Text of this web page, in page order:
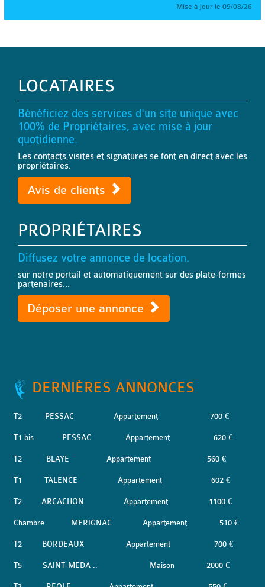
Mise à jour le 09/08/26
LOCATAIRES
Bénéficiez des services d'un site unique avec
100% de Propriétaires, avec mise à jour
quotidienne.
Les contacts,visites et signatures se font en direct avec les
propriétaires.
Avis de clients
PROPRIÉTAIRES
Diffusez votre annonce de location.
sur notre portail et automatiquement sur des plate-formes
partenaires...
Déposer une annonce
DERNIÈRES ANNONCES
T2 PESSAC Appartement 700 €
T1 bis PESSAC Appartement 620 €
T2 BLAYE Appartement 560 €
T1 TALENCE Appartement 602 €
T2 ARCACHON Appartement 1100 €
Chambre MERIGNAC Appartement 510 €
T2 BORDEAUX Appartement 700 €
T5 SAINT-MEDA .. Maison 2000 €